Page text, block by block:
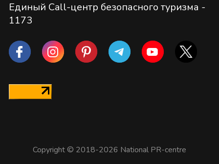
Единый Call-центр безопасного туризма -
1173
Copyright © 2018-2026 National PR-centre